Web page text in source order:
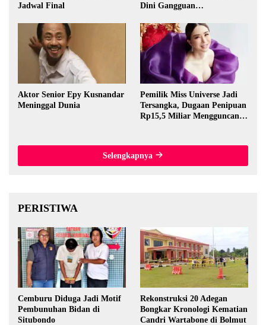
Jadwal Final
Dini Gangguan
Aktor Senior Epy Kusnandar
Meninggal Dunia
Pemilik Miss Universe Jadi
Tersangka, Dugaan Penipuan
Rp15,5 Miliar Mengguncang
Selengkapnya
PERISTIWA
Cemburu Diduga Jadi Motif
Pembunuhan Bidan di
Situbondo
Rekonstruksi 20 Adegan
Bongkar Kronologi Kematian
Candri Wartabone di Bolmut